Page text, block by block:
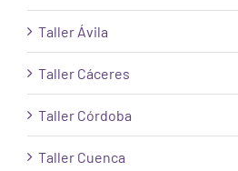
Taller Ávila
Taller Cáceres
Taller Córdoba
Taller Cuenca